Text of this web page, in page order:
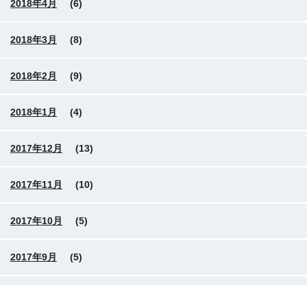
2018年4月 (6)
2018年3月 (8)
2018年2月 (9)
2018年1月 (4)
2017年12月 (13)
2017年11月 (10)
2017年10月 (5)
2017年9月 (5)